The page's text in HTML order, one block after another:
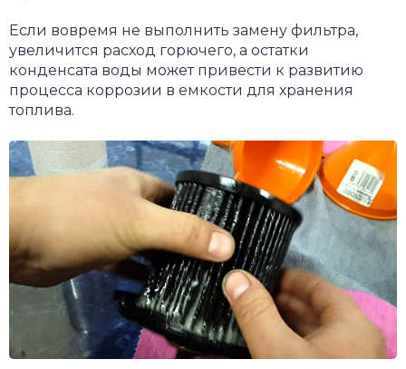
Если вовремя не выполнить замену фильтра,
увеличится расход горючего, а остатки
конденсата воды может привести к развитию
процесса коррозии в емкости для хранения
топлива.